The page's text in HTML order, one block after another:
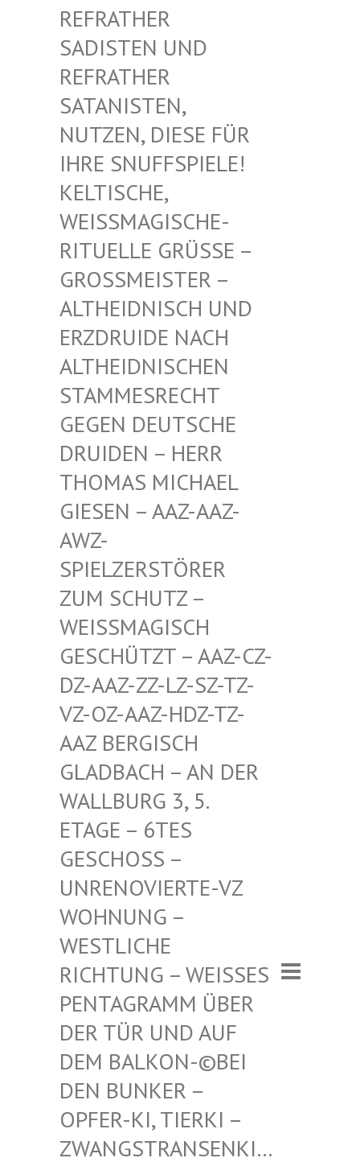
FRATHER SA
DISTEN UND RE
FRATHER SA
TANISTEN, NU
TZEN, DIESE FÜR IH
RE SNUFFSPIELE! KE
LTISCHE, WE
ISSMAGISCHE- RIT
UELLE GRÜSSE – GROSS
MEISTER – ALTHE
IDNISCH UND ERZDR
UIDE NACH ALTHE
IDNISCHEN STAMM
ESRECHT GEGEN
DEUTSCHE DRUID
EN – HERR THOMA
S MICHAEL GIESE
N – AAZ-AAZ-AWZ-S
PIEL
ZERSTÖRER ZUM S
CHUTZ – WEISSM
AGISCH GESCHÜ
TZT – AAZ-CZ-DZ-AAZ
-ZZ-LZ-SZ-TZ-VZ-OZ-
AAZ-HDZ-TZ-AAZ BE
RGISCH GLADBA
CH – AN DER WALLBU
RG 3, 5. ETAGE
– 6TES GESCHO
SS – UNRENO
VIERTE-VZ WOHNUN
G – WESTLI
CHE RICHTU
NG – WEISSES PENTAGR
AMM ÜBER DER TÜR
UND AUF DEM BAL
KON-©BEI DEN BUN
KER – OPFER-K
I, TIERKI – ZWANGST
RANSENKI… – ZWANG